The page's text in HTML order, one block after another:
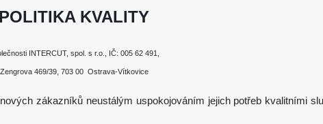
POLITIKA KVALITY
INTERCUT, spol. s r.o., IČ: 005 62 491,
Zengrova 469/39, 703 00 Ostrava-Vítkovice
zákazníků neustálým uspokojováním jejich potřeb kvalitními